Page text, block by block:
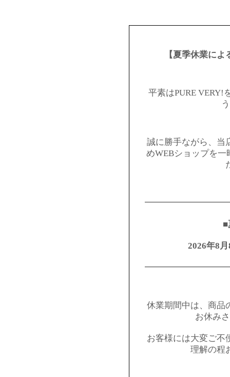
【夏季休業に
平素はPURE VERY!
誠に勝手ながら、当
めWEBショップを
■
2026年8
休業期間中は、商品
お休み
お客様には大変ご不
理解の程